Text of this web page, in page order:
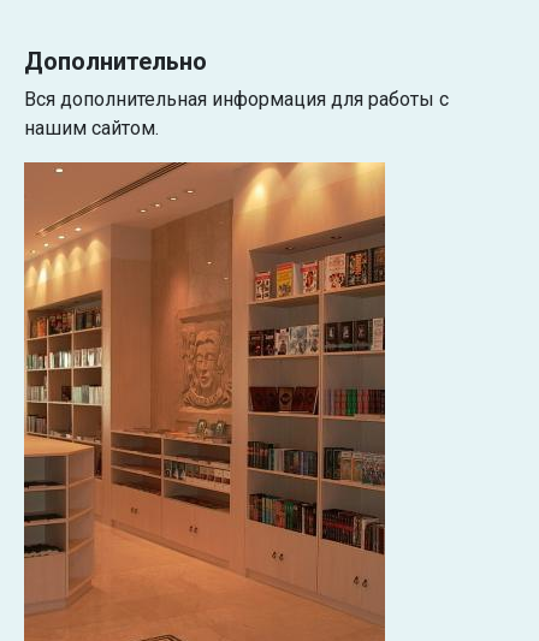
Дополнительно
Вся дополнительная информация для работы с
нашим сайтом.